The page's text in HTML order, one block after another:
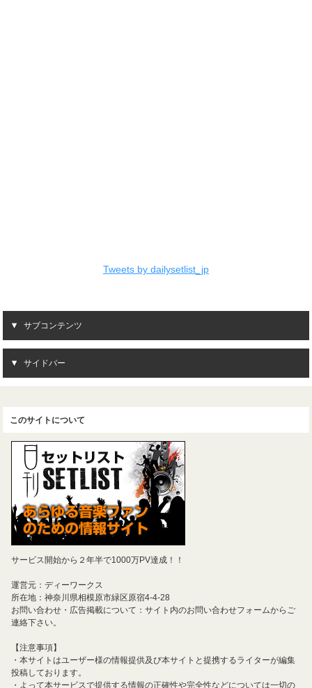
Tweets by dailysetlist_jp
サブコンテンツ
サイドバー
このサイトについて
サービス開始から２年半で1000万PV達成！！
運営元：ディーワークス
所在地：神奈川県相模原市緑区原宿4-4-28
お問い合わせ・広告掲載について：サイト内のお問い合わせフォームからご
連絡下さい。
【注意事項】
・本サイトはユーザー様の情報提供及び本サイトと提携するライターが編集
投稿しております。
・よって本サービスで提供する情報の正確性や完全性などについては一切の